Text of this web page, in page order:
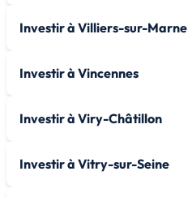
Investir à Villiers-sur-Marne
Investir à Vincennes
Investir à Viry-Châtillon
Investir à Vitry-sur-Seine